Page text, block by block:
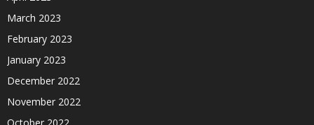
March 2023
February 2023
January 2023
December 2022
November 2022